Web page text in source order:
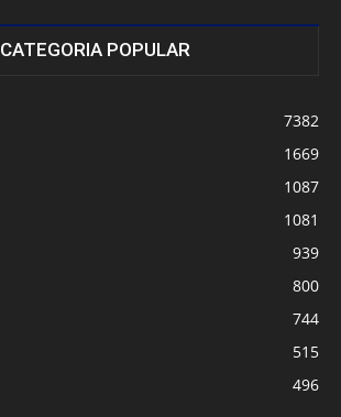
CATEGORIA POPULAR
7382
1669
1087
1081
939
800
744
515
496